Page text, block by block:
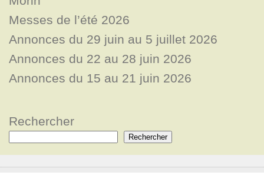
Messes de l’été 2026
Annonces du 29 juin au 5 juillet 2026
Annonces du 22 au 28 juin 2026
Annonces du 15 au 21 juin 2026
Rechercher
Rechercher